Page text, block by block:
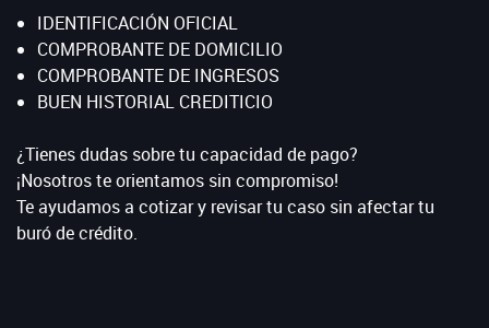
IDENTIFICACIÓN OFICIAL
COMPROBANTE DE DOMICILIO
COMPROBANTE DE INGRESOS
BUEN HISTORIAL CREDITICIO
¿Tienes dudas sobre tu capacidad de pago?
¡Nosotros te orientamos sin compromiso!
Te ayudamos a cotizar y revisar tu caso sin afectar tu
buró de crédito.